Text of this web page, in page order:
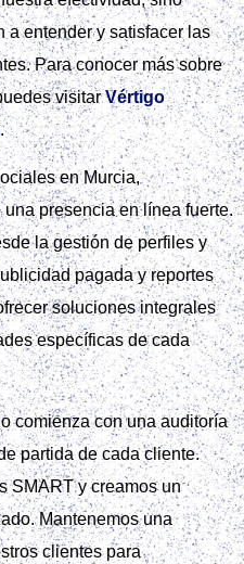
a entender y satisfacer las
Para conocer más sobre
visitarVértigo
.
en Murcia,
presencia en línea fuerte.
la gestión de perfiles y
pagada y reportes
soluciones integrales
específicas de cada
comienza con una auditoría
partida de cada cliente.
SMART y creamos un
Mantenemos una
clientes para